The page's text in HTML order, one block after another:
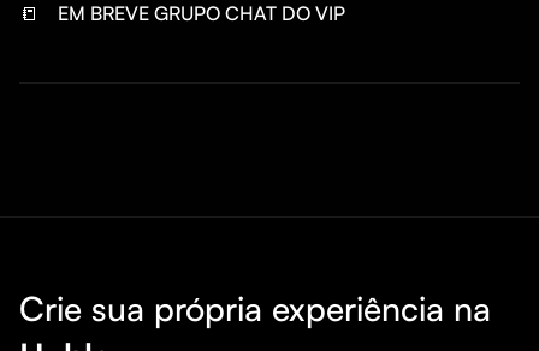
📒
EM BREVE GRUPO CHAT DO VIP
Crie sua própria experiência na